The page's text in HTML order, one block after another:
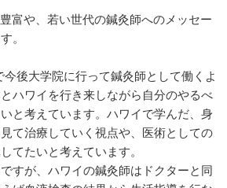
富や、若い世代の鍼灸師へのメッセー
。
今後大学院に行って鍼灸師として働くよ
ハワイを行き来しながら自分のやるべ
と考えています。ハワイで学んだ、身
て治療していく視点や、医術としての
てたいと考えています。
すが、ハワイの鍼灸師はドクターと同